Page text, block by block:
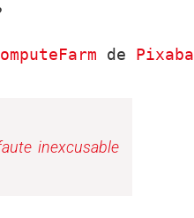
de
inexcusable